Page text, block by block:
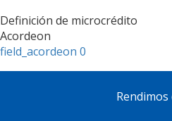
contenido
principal
Definición de microcrédito
Acordeon
field_acordeon 0